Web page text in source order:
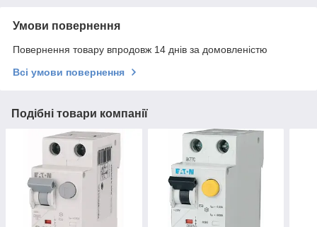
Умови повернення
Повернення товару впродовж 14 днів за домовленістю
Всі умови повернення
Подібні товари компанії